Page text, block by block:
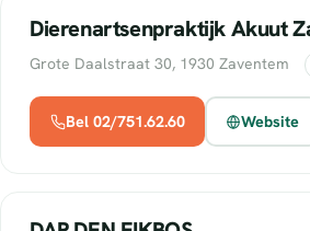
Dierenartsenpraktijk Akuut
Grote Daalstraat 30, 1930 Zaventem
Bel 02/751.62.60 Website